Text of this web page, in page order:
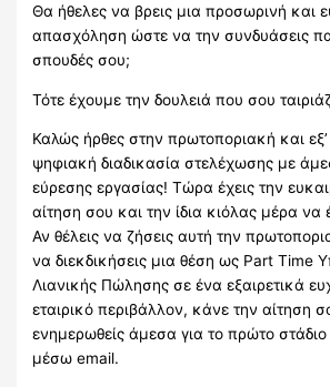
Θα ήθελες να βρεις μια προσωρινή και
απασχόληση ώστε να την συνδυάσεις
σπουδές σου;
Τότε έχουμε την δουλειά που σου
Καλώς ήρθες στην πρωτοποριακή και
ψηφιακή διαδικασία στελέχωσης με
εύρεσης εργασίας! Τώρα έχεις την
αίτηση σου και την ίδια κιόλας μέρα να
Αν θέλεις να ζήσεις αυτή την
να διεκδικήσεις μια θέση ως Part Time
Λιανικής Πώλησης σε ένα εξαιρετικά
εταιρικό περιβάλλον, κάνε την αίτηση
ενημερωθείς άμεσα για το πρώτο
μέσω email.